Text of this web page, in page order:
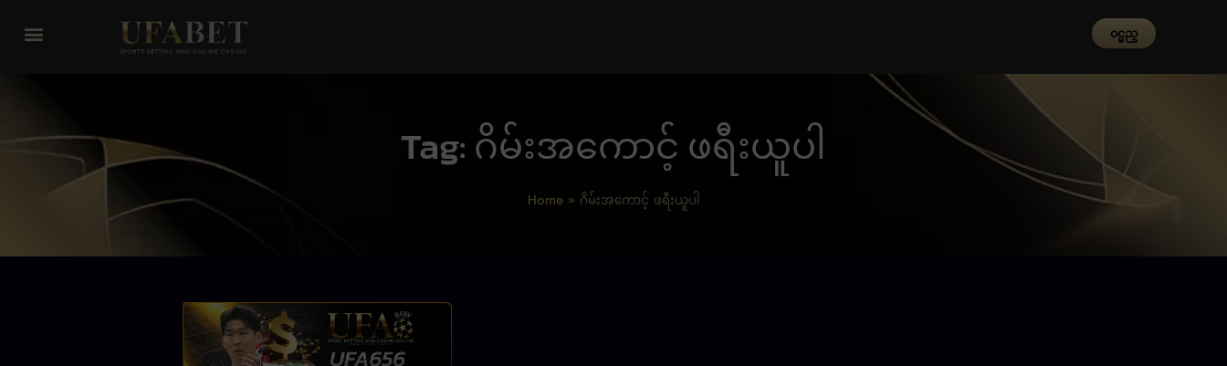
၀င္မည္
Tag: ဂိမ်းအကောင့် ဖရီးယူပါ
Home» ဂိမ်းအကောင့် ဖရီးယူပါ